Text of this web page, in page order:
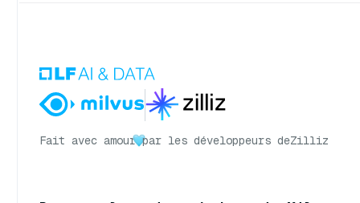
Fait avec amour par les développeurs deZilliz